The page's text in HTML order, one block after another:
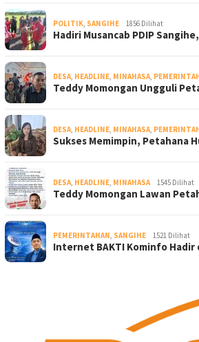
POLITIK, SANGIHE 1856 Dilihat
Hadiri Musancab PDIP
DESA, HEADLINE, MINAHASA,
Teddy Momongan Ungguli
DESA, HEADLINE, MINAHASA,
Sukses Memimpin, Petahana
DESA, HEADLINE, MINAHASA 1545 Dilihat
Teddy Momongan Lawan
PEMERINTAHAN, SANGIHE 1521 Dilihat
Internet BAKTI Kominfo